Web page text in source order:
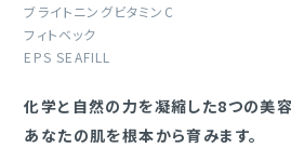
ブライトニングビタミンC
フィトベック
EPS SEAFILL
化学と自然の力を凝縮した8つの美容
あなたの肌を根本から育みます。